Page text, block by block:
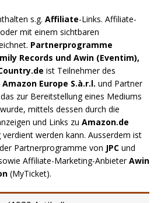
s.g. Affiliate-Links. Affiliate-
mit einem sichtbaren
Partnerprogramme
Records und Awin (Eventim),
ist Teilnehmer des
Amazon Europe S.à.r.l. und Partner
zur Bereitstellung eines Mediums
mittels dessen durch die
und Links zu Amazon.de
werden kann. Ausserdem ist
Partnerprogramme von JPC und
Affiliate-Marketing-AnbieterAwin
(MyTicket).